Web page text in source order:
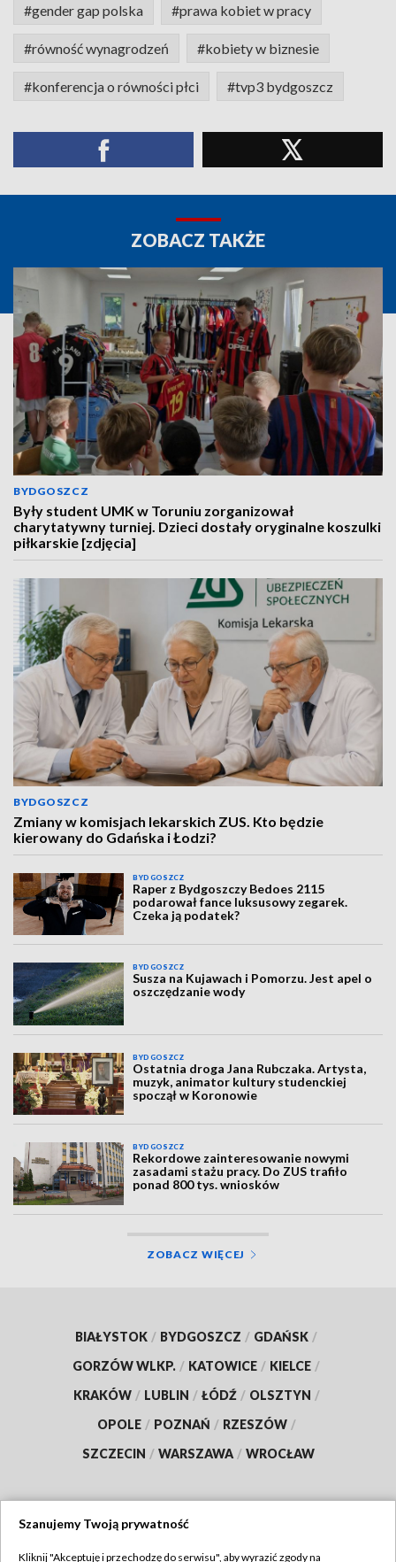
#gender gap polska #prawa kobiet w pracy
#równość wynagrodzeń #kobiety w biznesie
#konferencja o równości płci #tvp3 bydgoszcz
ZOBACZ TAKŻE
BYDGOSZCZ
Były student UMK w Toruniu zorganizował
charytatywny turniej. Dzieci dostały oryginalne koszulki
piłkarskie [zdjęcia]
BYDGOSZCZ
Zmiany w komisjach lekarskich ZUS. Kto będzie
kierowany do Gdańska i Łodzi?
BYDGOSZCZ
Raper z Bydgoszczy Bedoes 2115
podarował fance luksusowy zegarek.
Czeka ją podatek?
BYDGOSZCZ
Susza na Kujawach i Pomorzu. Jest apel o
oszczędzanie wody
BYDGOSZCZ
Ostatnia droga Jana Rubczaka. Artysta,
muzyk, animator kultury studenckiej
spoczął w Koronowie
BYDGOSZCZ
Rekordowe zainteresowanie nowymi
zasadami stażu pracy. Do ZUS trafiło
ponad 800 tys. wniosków
ZOBACZ WIĘCEJ
BIAŁYSTOK / BYDGOSZCZ / GDAŃSK /
GORZÓW WLKP. / KATOWICE / KIELCE /
KRAKÓW / LUBLIN / ŁÓDŹ / OLSZTYN /
OPOLE / POZNAŃ / RZESZÓW /
SZCZECIN / WARSZAWA / WROCŁAW
Szanujemy Twoją prywatność
Kliknij "Akceptuję i przechodzę do serwisu", aby wyrazić zgody na